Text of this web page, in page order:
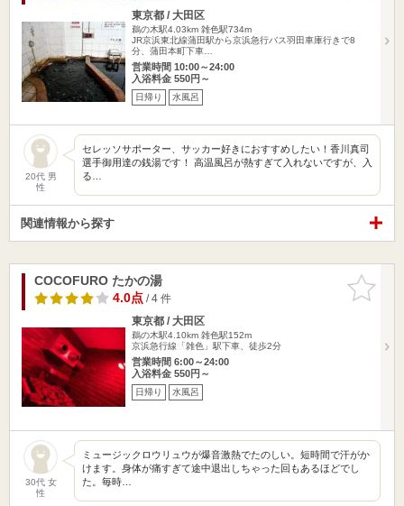
東京都 / 大田区
鵜の木駅4.03km 雑色駅734m
JR京浜東北線蒲田駅から京浜急行バス羽田車庫行きで8
分、蒲田本町下車…
営業時間 10:00～24:00
入浴料金 550円～
日帰り 水風呂
20代 男
性
セレッソサポーター、サッカー好きにおすすめしたい！香川真司
選手御用達の銭湯です！ 高温風呂が熱すぎて入れないですが、入
る…
関連情報から探す
お気に入
りに追加
COCOFURO たかの湯
4.0点/ 4 件
東京都 / 大田区
鵜の木駅4.10km 雑色駅152m
京浜急行線「雑色」駅下車、徒歩2分
営業時間 6:00～24:00
入浴料金 550円～
日帰り 水風呂
30代 女
性
ミュージックロウリュウが爆音激熱でたのしい。短時間で汗がか
けます。身体が痛すぎて途中退出しちゃった回もあるほどでし
た。毎時…